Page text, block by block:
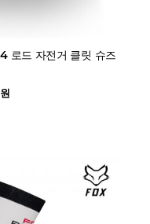
로드 자전거 클릿 슈즈